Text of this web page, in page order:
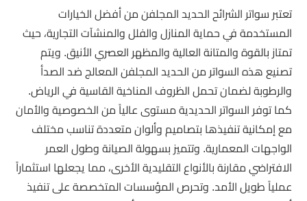
تعتبر سواتر الشرائح الحديد المجلفن من أفضل الخيارات
المستخدمة في حماية المنازل والفلل والمنشآت التجارية، حيث
تمتاز بالقوة والمتانة العالية والمظهر العصري الأنيق. ويتم
تصنيع هذه السواتر من الحديد المجلفن المعالج ضد الصدأ
والرطوبة لضمان تحمل الظروف المناخية القاسية في الرياض.
كما توفر السواتر الحديدية مستوى عالياً من الخصوصية والأمان
مع إمكانية تنفيذها بتصاميم وألوان متعددة تناسب مختلف
الواجهات المعمارية. وتتميز بسهولة الصيانة وطول العمر
الافتراضي مقارنة بالأنواع التقليدية الأخرى، مما يجعلها استثماراً
عملياً طويل الأمد. وتحرص المؤسسات المتخصصة على تنفيذ